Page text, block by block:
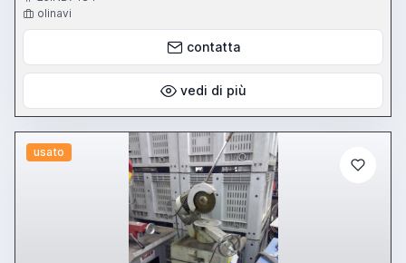
olinavi
contatta
vedi di più
usato